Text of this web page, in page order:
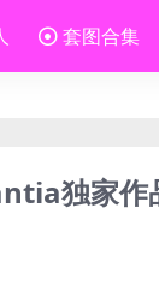
套图合集
独家